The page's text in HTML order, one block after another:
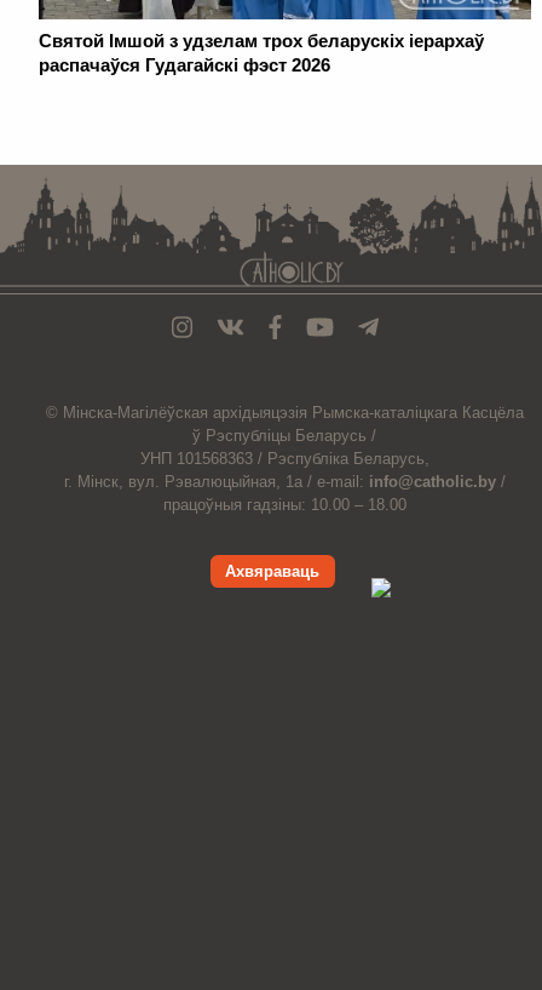
Святой Імшой з удзелам трох беларускіх іерархаў
распачаўся Гудагайскі фэст 2026
© Мiнска-Магiлёўская архiдыяцэзiя Рымска-каталіцкага Касцёла
ў Рэспубліцы Беларусь /
УНП 101568363 / Рэспубліка Беларусь,
г. Мінск, вул. Рэвалюцыйная, 1а / e-mail: info@catholic.by /
працоўныя гадзіны: 10.00 – 18.00
Ахвяраваць